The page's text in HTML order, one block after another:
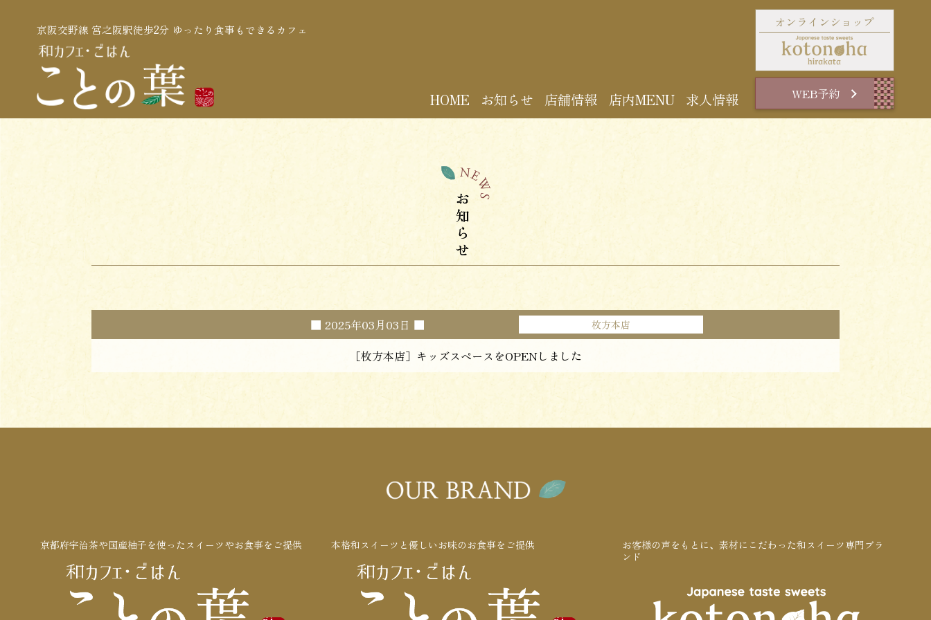
京阪交野線 宮之阪駅徒歩2分 ゆったり食事もできるカフェ
HOME お知らせ 店舗情報 店内MENU 求人情報
オンラインショップ
WEB予約
■ 2025年03月03日 ■ 枚方本店
［枚方本店］キッズスペースをOPENしました
京都府宇治茶や国産柚子を使ったスイーツやお食事をご提供 本格和スイーツと優しいお味のお食事をご提供
お客様の声をもとに、素材にこだわった和スイーツ専門ブラ
ンド